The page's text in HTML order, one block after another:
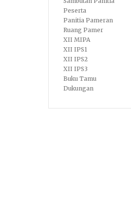
Peserta
Panitia Pameran
Ruang Pamer
XII MIPA
XII IPS1
XII IPS2
XII IPS3
Buku Tamu
Dukungan